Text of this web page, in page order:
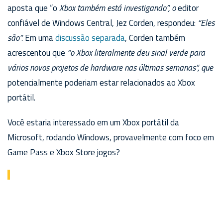
aposta que “oXbox também está investigando”, oeditor
confiável de Windows Central, Jez Corden, respondeu: “Eles
são”.Em umadiscussão separada, Corden também
acrescentou que “o Xbox literalmente deu sinal verde para
vários novos projetos de hardware nas últimas semanas”, que
potencialmente poderiam estar relacionados ao Xbox
portátil.
Você estaria interessado em um Xbox portátil da
Microsoft, rodando Windows, provavelmente com foco em
Game Pass e Xbox Store jogos?